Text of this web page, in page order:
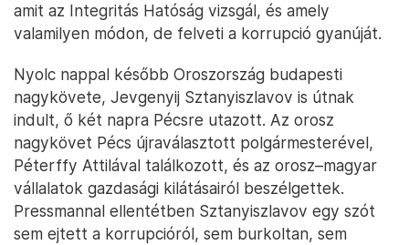
amit az Integritás Hatóság vizsgál, és amely
valamilyen módon, de felveti a korrupció gyanúját.
Nyolc nappal később Oroszország budapesti
nagykövete, Jevgenyij Sztanyiszlavov is útnak
indult, ő két napra Pécsre utazott. Az orosz
nagykövet Pécs újraválasztott polgármesterével,
Péterffy Attilával találkozott, és az orosz–magyar
vállalatok gazdasági kilátásairól beszélgettek.
Pressmannal ellentétben Sztanyiszlavov egy szót
sem ejtett a korrupcióról, sem burkoltan, sem